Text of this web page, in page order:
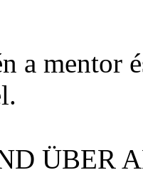
a mentor
ÜBER